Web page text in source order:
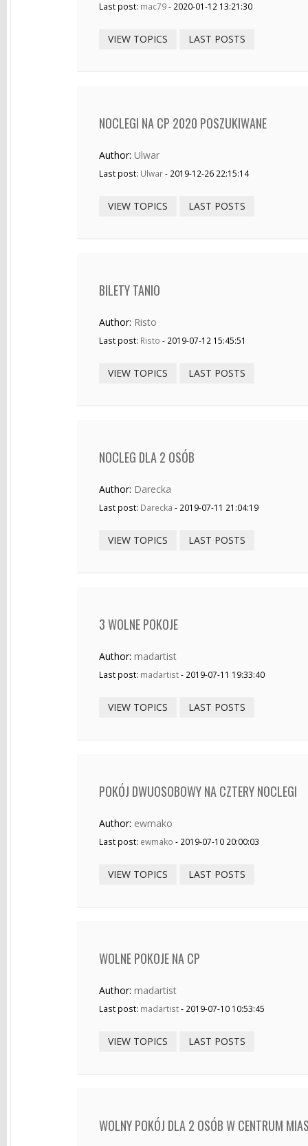
Last post: mac79- 2020-01-12 13:21:30
VIEW TOPICS LAST POSTS
NOCLEGI NA CP 2020 POSZUKIWANE
Author: Ulwar
Last post: Ulwar- 2019-12-26 22:15:14
VIEW TOPICS LAST POSTS
BILETY TANIO
Author: Risto
Last post: Risto - 2019-07-12 15:45:51
VIEW TOPICS LAST POSTS
NOCLEG DLA 2 OSÓB
Author: Darecka
Last post: Darecka - 2019-07-11 21:04:19
VIEW TOPICS LAST POSTS
3 WOLNE POKOJE
Author: madartist
Last post: madartist- 2019-07-11 19:33:40
VIEW TOPICS LAST POSTS
POKÓJ DWUOSOBOWY NA CZTERY NOCLEGI
Author: ewmako
Last post: ewmako - 2019-07-10 20:00:03
VIEW TOPICS LAST POSTS
WOLNE POKOJE NA CP
Author: madartist
Last post: madartist- 2019-07-10 10:53:45
VIEW TOPICS LAST POSTS
WOLNY POKÓJ DLA 2 OSÓB W CENTRUM